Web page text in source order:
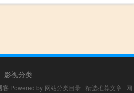
影视分类
客 Powered by 网站分类目录 | 精选推荐文章 | 网